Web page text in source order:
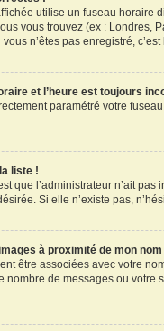
utilise un fuseau
vous trouvez (ex : Londres,
n’êtes pas enregistré,
et l’heure est toujours
paramétré votre
liste !
que l’administrateur n’ait
Si elle n’existe pas,
à proximité de mon nom
être associées avec votre
nombre de messages ou votre